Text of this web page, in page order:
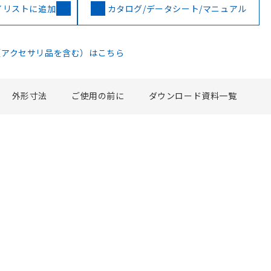
ストに追加 カタログ/データシート/マニュアル
クセサリ品を含む）はこちら
外形寸法 ご使用の前に ダウンロード資料一覧